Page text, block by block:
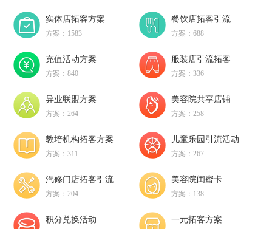
实体店拓客方案
方案：1583
餐饮店拓客引流
方案：688
充值活动方案
方案：840
服装店引流拓客
方案：336
异业联盟方案
方案：264
美容院共享店铺
方案：258
教培机构拓客方案
方案：311
儿童乐园引流活动
方案：267
汽修门店拓客引流
方案：204
美容院闺蜜卡
方案：138
积分兑换活动 一元拓客方案